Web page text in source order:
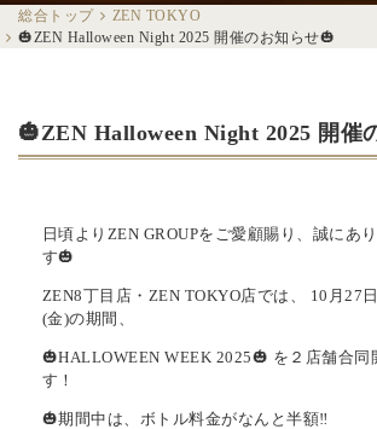
総合トップ
ZEN TOKYO
🎃ZEN Halloween Night 2025 開催のお知らせ🎃
🎃ZEN Halloween Night 2025 開催
日頃よりZEN GROUPをご愛顧賜り、誠にあ
す🎃
ZEN8丁目店・ZEN TOKYO店では、 10月27
(金)の期間、
🎃HALLOWEEN WEEK 2025🎃 を２店舗合同
す！
🎃期間中は、ボトル料金がなんと半額‼️